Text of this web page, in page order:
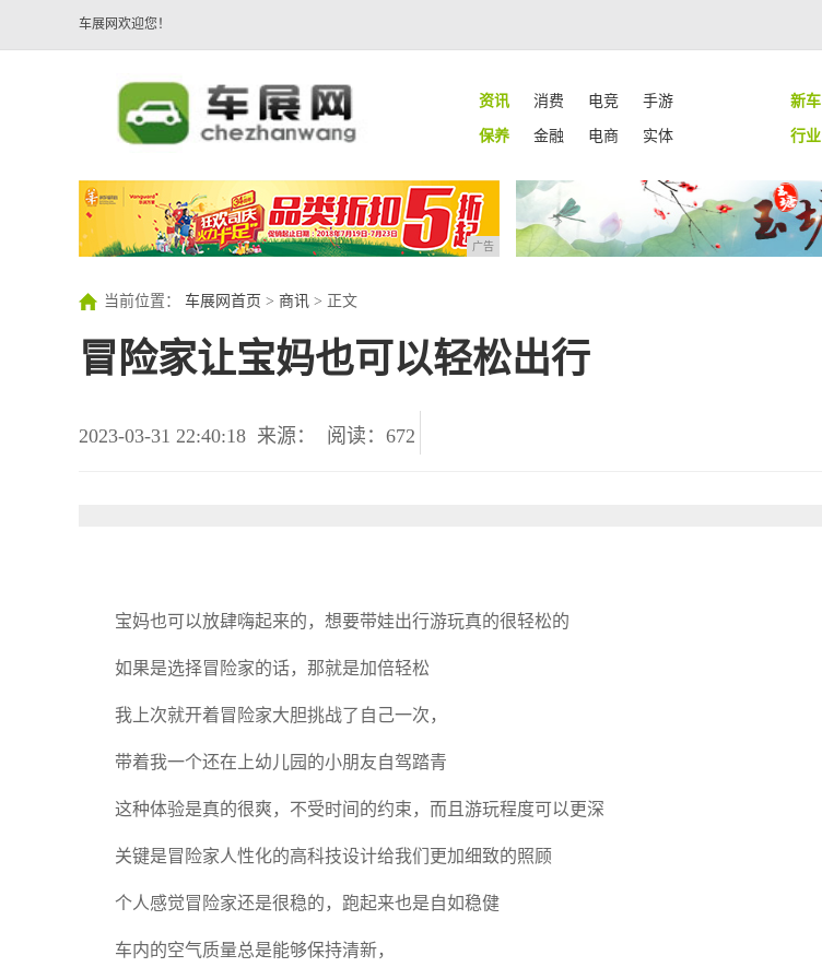
车展网欢迎您！
资讯 消费 电竞 手游 新车
保养
金融 电商 实体 行业
广告
当前位置： 车展网首页 > 商讯 > 正文
冒险家让宝妈也可以轻松出行
2023-03-31 22:40:18 来源： 阅读：672
宝妈也可以放肆嗨起来的，想要带娃出行游玩真的很轻松的
如果是选择冒险家的话，那就是加倍轻松
我上次就开着冒险家大胆挑战了自己一次，
带着我一个还在上幼儿园的小朋友自驾踏青
这种体验是真的很爽，不受时间的约束，而且游玩程度可以更深
关键是冒险家人性化的高科技设计给我们更加细致的照顾
个人感觉冒险家还是很稳的，跑起来也是自如稳健
车内的空气质量总是能够保持清新，